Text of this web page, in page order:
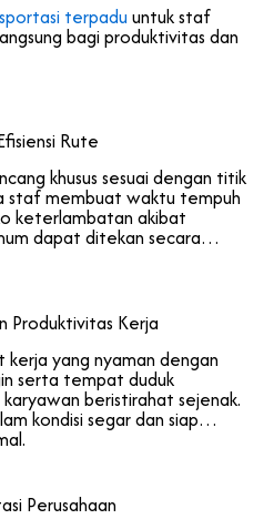
terpadu untuk staf
bagi produktivitas dan
Rute
khusus sesuai dengan titik
staf membuat waktu tempuh
keterlambatan akibat
dapat ditekan secara
Produktivitas Kerja
yang nyaman dengan
serta tempat duduk
beristirahat sejenak.
kondisi segar dan siap
Perusahaan